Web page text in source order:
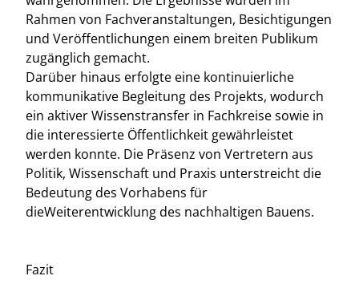
Rahmen von Fachveranstaltungen, Besichtigungen
und Veröffentlichungen einem breiten Publikum
zugänglich gemacht.
Darüber hinaus erfolgte eine kontinuierliche
kommunikative Begleitung des Projekts, wodurch
ein aktiver Wissenstransfer in Fachkreise sowie in
die interessierte Öffentlichkeit gewährleistet
werden konnte. Die Präsenz von Vertretern aus
Politik, Wissenschaft und Praxis unterstreicht die
Bedeutung des Vorhabens für
dieWeiterentwicklung des nachhaltigen Bauens.
Fazit